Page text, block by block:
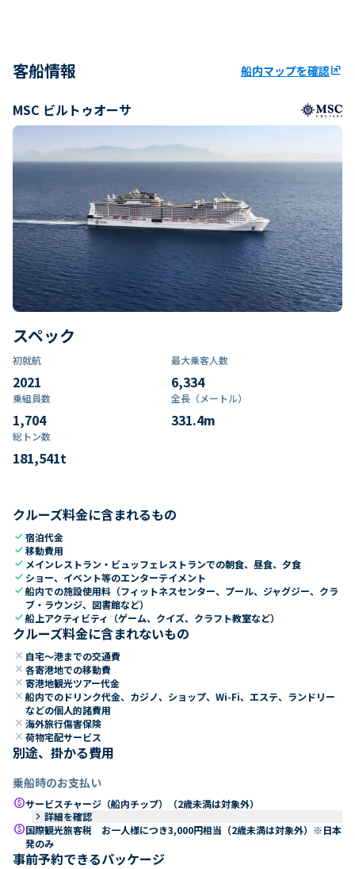
客船情報 船内マップを確認ungroup
MSC ビルトゥオーサ
スペック
初就航
2021
最大乗客人数
6,334
乗組員数​
1,704
全長（メートル）
331.4m
総トン数​
181,541t
クルーズ料金に含まれるもの
check宿泊代金
check移動費用
check メインレストラン・ビュッフェレストランでの朝食、昼食、夕食
check ショー、イベント等のエンターテイメント
check船内での施設使用料（フィットネスセンター、プール、ジャグジー、クラ
ブ・ラウンジ、図書館など）
check船上アクティビティ（ゲーム、クイズ、クラフト教室など）
クルーズ料金に含まれないもの
close 自宅～港までの交通費
close 各寄港地での移動費
close 寄港地観光ツアー代金
close 船内でのドリンク代金、カジノ、ショップ、Wi-Fi、エステ、ランドリー
などの個人的諸費用
close 海外旅行傷害保険
close 荷物宅配サービス
別途、掛かる費用
乗船時のお支払い
paidサービスチャージ（船内チップ）（2歳未満は対象外）
keyboard_arrow_right 詳細を確認
paid国際観光旅客税 お一人様につき3,000円相当（2歳未満は対象外）※日本
発のみ
事前予約できるパッケージ